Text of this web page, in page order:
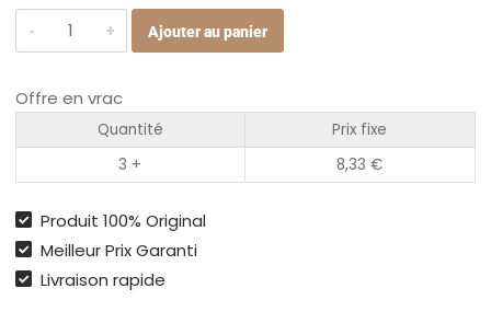
quantité
de
–
de
Parfum
50ml
|
Parfum
Ajouter au panier
Offre en vrac
Quantité
Prix fixe
3 +
8,33€
Produit 100% Original
Meilleur Prix Garanti
Livraison rapide